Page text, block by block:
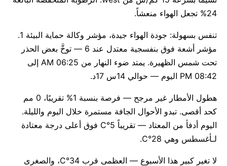
24% تجعل الهواء منعشاً.
تنفس بسهولة: جودة الهواء جيدة، مؤشر وكالة حماية البيئة 1.
مؤشر أشعة فوق بنفسجية معتدل عند 6 — توخَّ بعض الحذر
تحت شمس الظهيرة. يمتد ضوء النهار من 06:25 AM إلى
08:42 PM اليوم — حوالي 14س 17د.
هطول الأمطار غير مرجح — فرصة بنسبة 1% تقريبًا، 0 مم
كحد أقصى. تبدو الأحوال الجافة مستمرة خلال اليوم والليلة.
اليوم أدفأ من المعتاد — تقريباً 5°C فوق أعلى درجة معتادة
لـأغسطس وهي 28°C.
لا تغير كبير هذا الأسبوع — العظمى قرب 34°C، والصغرى